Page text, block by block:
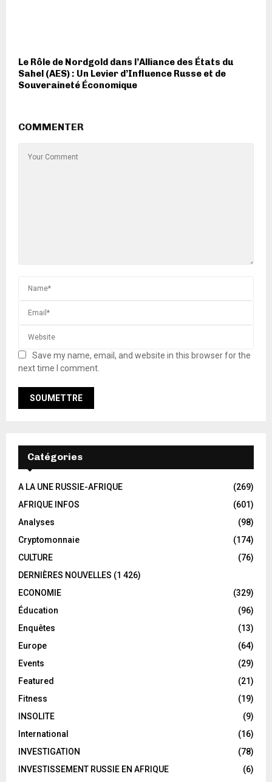
Le Rôle de Nordgold dans l’Alliance des États du
Sahel (AES) : Un Levier d’Influence Russe et de
Souveraineté Économique
COMMENTER
Save my name, email, and website in this browser for the
next time I comment.
Catégories
A LA UNE RUSSIE-AFRIQUE
(269)
AFRIQUE INFOS
(601)
Analyses
(98)
Cryptomonnaie
(174)
CULTURE
(76)
DERNIÈRES NOUVELLES (1 426)
ECONOMIE
(329)
Éducation
(96)
Enquêtes
(13)
Europe
(64)
Events
(29)
Featured
(21)
Fitness
(19)
INSOLITE
(9)
International
(16)
INVESTIGATION
(78)
INVESTISSEMENT RUSSIE EN AFRIQUE
(6)